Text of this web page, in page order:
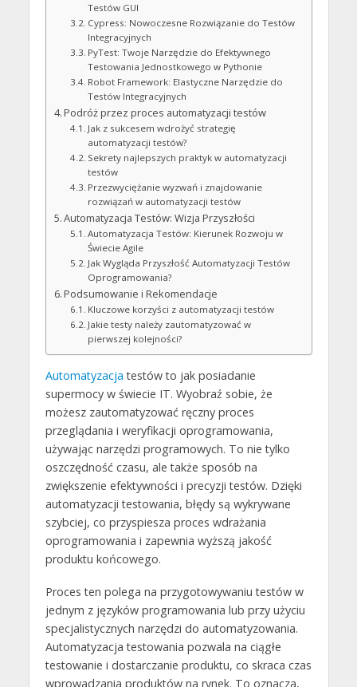
Testów GUI
Cypress: Nowoczesne Rozwiązanie do Testów
Integracyjnych
PyTest: Twoje Narzędzie do Efektywnego
Testowania Jednostkowego w Pythonie
Robot Framework: Elastyczne Narzędzie do
Testów Integracyjnych
Podróż przez proces automatyzacji testów
Jak z sukcesem wdrożyć strategię
automatyzacji testów?
Sekrety najlepszych praktyk w automatyzacji
testów
Przezwyciężanie wyzwań i znajdowanie
rozwiązań w automatyzacji testów
Automatyzacja Testów: Wizja Przyszłości
Automatyzacja Testów: Kierunek Rozwoju w
Świecie Agile
Jak Wygląda Przyszłość Automatyzacji Testów
Oprogramowania?
Podsumowanie i Rekomendacje
Kluczowe korzyści z automatyzacji testów
Jakie testy należy zautomatyzować w
pierwszej kolejności?
Automatyzacja testów to jak posiadanie
supermocy w świecie IT. Wyobraź sobie, że
możesz zautomatyzować ręczny proces
przeglądania i weryfikacji oprogramowania,
używając narzędzi programowych. To nie tylko
oszczędność czasu, ale także sposób na
zwiększenie efektywności i precyzji testów. Dzięki
automatyzacji testowania, błędy są wykrywane
szybciej, co przyspiesza proces wdrażania
oprogramowania i zapewnia wyższą jakość
produktu końcowego.
Proces ten polega na przygotowywaniu testów w
jednym z języków programowania lub przy użyciu
specjalistycznych narzędzi do automatyzowania.
Automatyzacja testowania pozwala na ciągłe
testowanie i dostarczanie produktu, co skraca czas
wprowadzania produktów na rynek. To oznacza,